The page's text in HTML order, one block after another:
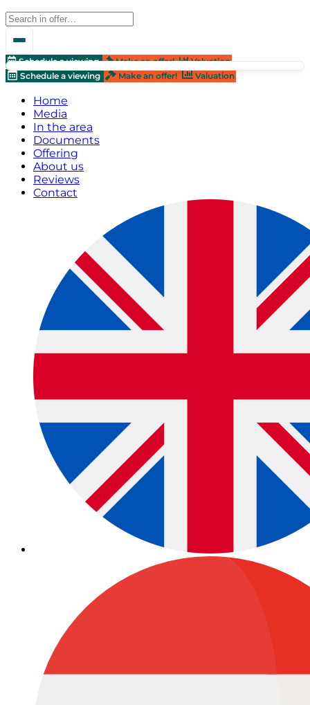
Schedule a viewing Make an offer!
Valuation
Schedule a viewing
Make an offer! Valuation
Home
Media
In the area
Documents
Offering
About us
Reviews
Contact